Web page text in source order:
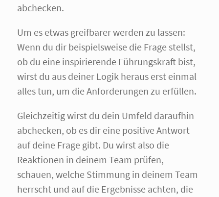
abchecken.
Um es etwas greifbarer werden zu lassen:
Wenn du dir beispielsweise die Frage stellst,
ob du eine inspirierende Führungskraft bist,
wirst du aus deiner Logik heraus erst einmal
alles tun, um die Anforderungen zu erfüllen.
Gleichzeitig wirst du dein Umfeld daraufhin
abchecken, ob es dir eine positive Antwort
auf deine Frage gibt. Du wirst also die
Reaktionen in deinem Team prüfen,
schauen, welche Stimmung in deinem Team
herrscht und auf die Ergebnisse achten, die